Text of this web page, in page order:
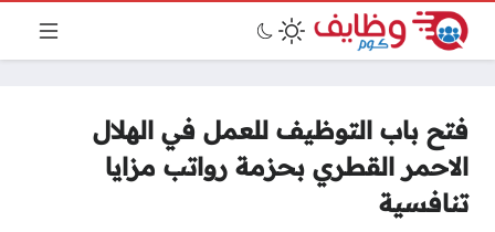
فتح باب التوظيف للعمل في الهلال
الاحمر القطري بحزمة رواتب مزايا
تنافسية